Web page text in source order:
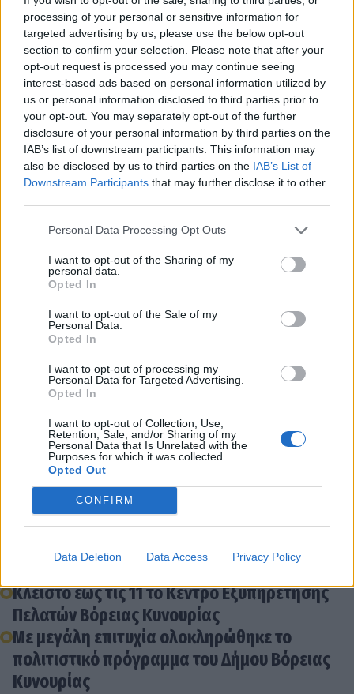
processing of your personal or sensitive information for
targeted advertising by us, please use the below opt-out
section to confirm your selection. Please note that after your
opt-out request is processed you may continue seeing
interest-based ads based on personal information utilized by
us or personal information disclosed to third parties prior to
your opt-out. You may separately opt-out of the further
disclosure of your personal information by third parties on the
IAB’s list of downstream participants. This information may
also be disclosed by us to third parties on the IAB’s List of
Downstream Participants that may further disclose it to other
Personal Data Processing Opt Outs
I want to opt-out of the Sharing of my
personal data.
Opted In
I want to opt-out of the Sale of my
Personal Data.
Opted In
I want to opt-out of processing my
Personal Data for Targeted Advertising.
Opted In
I want to opt-out of Collection, Use,
Retention, Sale, and/or Sharing of my
Personal Data that Is Unrelated with the
Purposes for which it was collected.
Opted Out
CONFIRM
Data Deletion Data Access Privacy Policy
λύσεις, ώστε να διαφυλαχθεί το πολύτιμο φυσικό
κεφάλαιο του τόπου.
Διάβασε σχετικά
Πορτρέτο του Δημήτρη Καρτσιώτη κοσμεί
πλέον το γραφείο δημάρχου Βόρειας
Κυνουρίας
Στοχευμένη επιχείρηση σε καταυλισμούς ρομά
των δήμων Τρίπολης, Μεγαλόπολης και
Βόρειας Κυνουρίας
Σχολικά είδη συγκεντρώνει ο Δήμος Βόρειας
Κλειστό έως τις 11 το Κέντρο Εξυπηρέτησης
Πελατών Βόρειας Κυνουρίας
Με μεγάλη επιτυχία ολοκληρώθηκε το
πολιτιστικό πρόγραμμα του Δήμου Βόρειας
Κυνουρίας